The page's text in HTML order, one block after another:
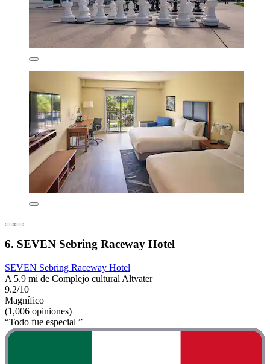
6. SEVEN Sebring Raceway Hotel
SEVEN Sebring Raceway Hotel
A 5.9 mi de Complejo cultural Altvater
9.2/10
Magnífico
(1,006 opiniones)
“Todo fue especial ”